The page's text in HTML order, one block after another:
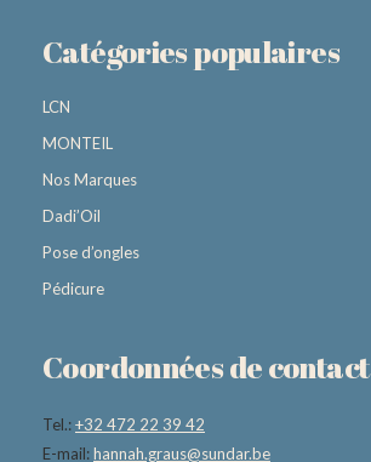
Catégories populaires
LCN
MONTEIL
Nos Marques
Dadi’Oil
Pose d’ongles
Pédicure
Coordonnées de contact
Tel.:+32 472 22 39 42
E-mail:hannah.graus@sundar.be